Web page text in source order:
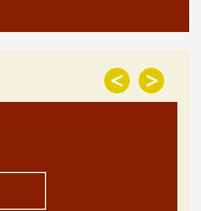
< >